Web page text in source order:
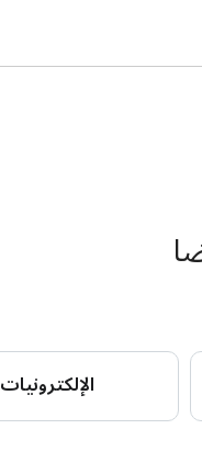
الإلكترونيات